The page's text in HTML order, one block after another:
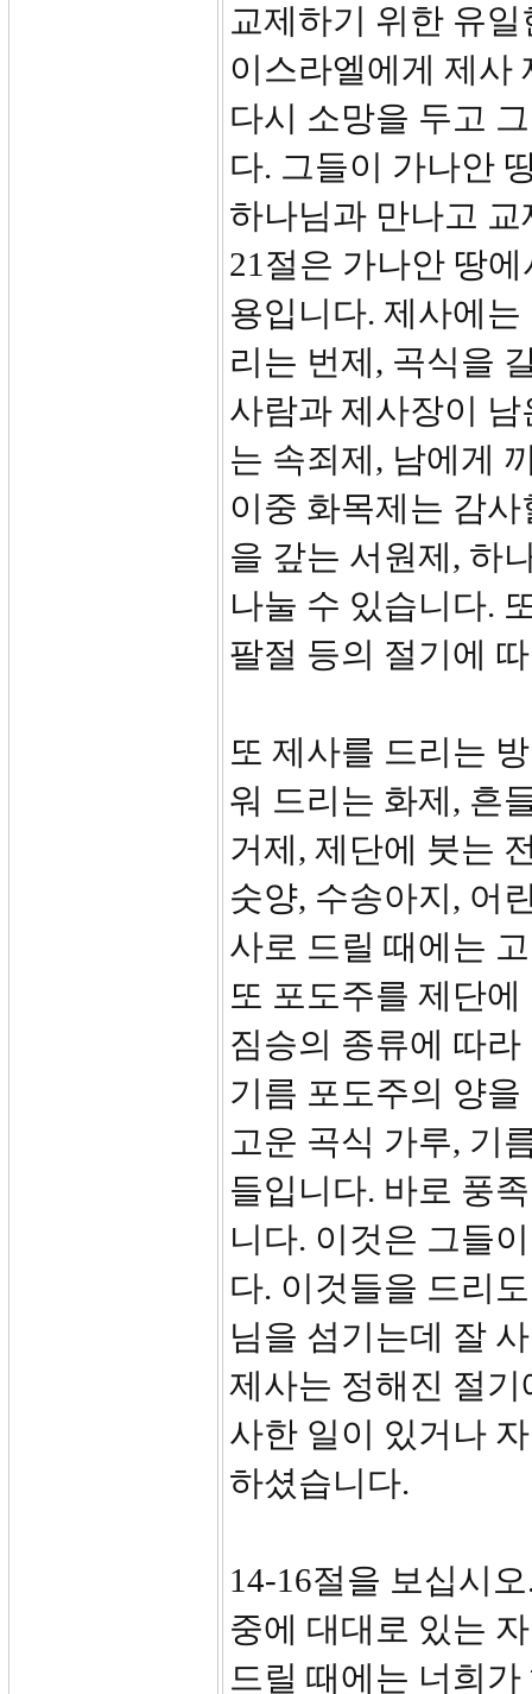
교제하기 위한 유
이스라엘에게 제사
다시 소망을 두고
다. 그들이 가나안
하나님과 만나고
21절은 가나안 땅
용입니다. 제사에
리는 번제, 곡식을
사람과 제사장이
는 속죄제, 남에게
이중 화목제는 감
을 갚는 서원제, 하
나눌 수 있습니다.
팔절 등의 절기에
또 제사를 드리는
워 드리는 화제, 흔
거제, 제단에 붓는
숫양, 수송아지, 어
사로 드릴 때에는
또 포도주를 제단
짐승의 종류에 따
기름 포도주의 양
고운 곡식 가루, 기
들입니다. 바로 풍
니다. 이것은 그들
다. 이것들을 드리
님을 섬기는데 잘
제사는 정해진 절
사한 일이 있거나
하셨습니다.
14-16절을 보십시
중에 대대로 있는
드릴 때에는 너희